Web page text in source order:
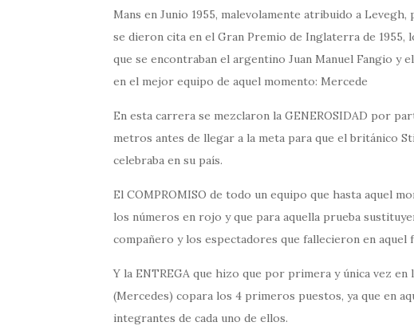
Mans en Junio 1955, malevolamente atribuido a
se dieron cita en el Gran Premio de Inglaterra de
que se encontraban el argentino Juan Manuel Fangio y
en el mejor equipo de aquel momento: Mercede
En esta carrera se mezclaron la GENEROSIDAD por
metros antes de llegar a la meta para que el británico
celebraba en su país.
El COMPROMISO de todo un equipo que hasta aquel
los números en rojo y que para aquella prueba
compañero y los espectadores que fallecieron en aquel
Y la ENTREGA que hizo que por primera y única vez
(Mercedes) copara los 4 primeros puestos, ya que en
integrantes de cada uno de ellos.